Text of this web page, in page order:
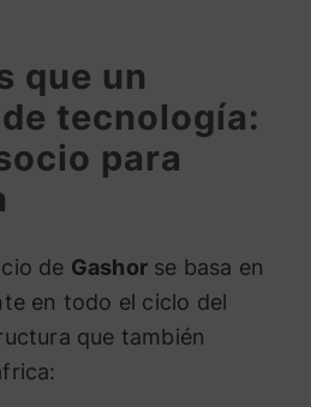
que un
tecnología:
para
de Gashor se basa en
en todo el ciclo del
que también